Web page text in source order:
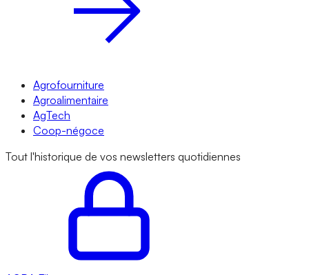
Agrofourniture
Agroalimentaire
AgTech
Coop-négoce
Tout l'historique de vos newsletters quotidiennes